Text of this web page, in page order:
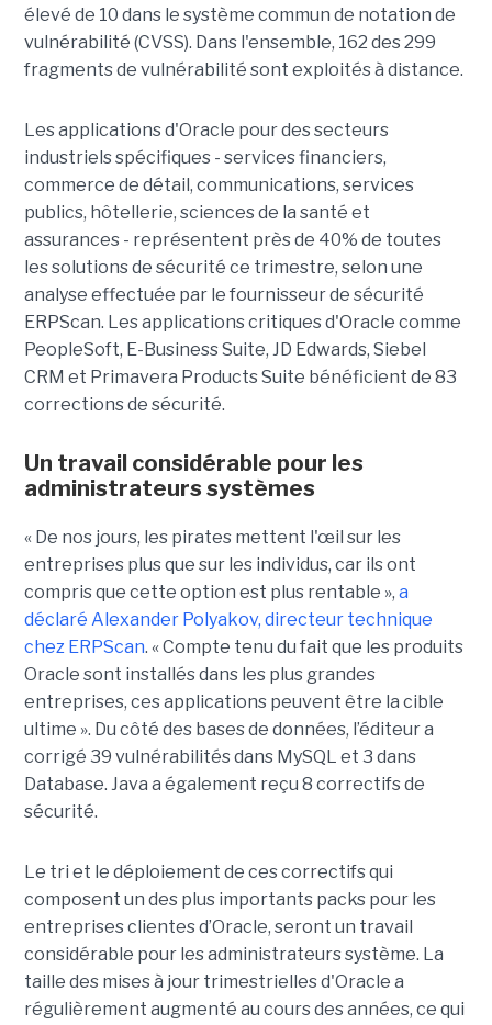
élevé de 10 dans le système commun de notation de
vulnérabilité (CVSS). Dans l'ensemble, 162 des 299
fragments de vulnérabilité sont exploités à distance.
Les applications d'Oracle pour des secteurs
industriels spécifiques - services financiers,
commerce de détail, communications, services
publics, hôtellerie, sciences de la santé et
assurances - représentent près de 40% de toutes
les solutions de sécurité ce trimestre, selon une
analyse effectuée par le fournisseur de sécurité
ERPScan. Les applications critiques d'Oracle comme
PeopleSoft, E-Business Suite, JD Edwards, Siebel
CRM et Primavera Products Suite bénéficient de 83
corrections de sécurité.
Un travail considérable pour les
administrateurs systèmes
« De nos jours, les pirates mettent l'œil sur les
entreprises plus que sur les individus, car ils ont
compris que cette option est plus rentable », a
déclaré Alexander Polyakov, directeur technique
chez ERPScan. « Compte tenu du fait que les produits
Oracle sont installés dans les plus grandes
entreprises, ces applications peuvent être la cible
ultime ». Du côté des bases de données, l’éditeur a
corrigé 39 vulnérabilités dans MySQL et 3 dans
Database. Java a également reçu 8 correctifs de
sécurité.
Le tri et le déploiement de ces correctifs qui
composent un des plus importants packs pour les
entreprises clientes d’Oracle, seront un travail
considérable pour les administrateurs système. La
taille des mises à jour trimestrielles d'Oracle a
régulièrement augmenté au cours des années, ce qui